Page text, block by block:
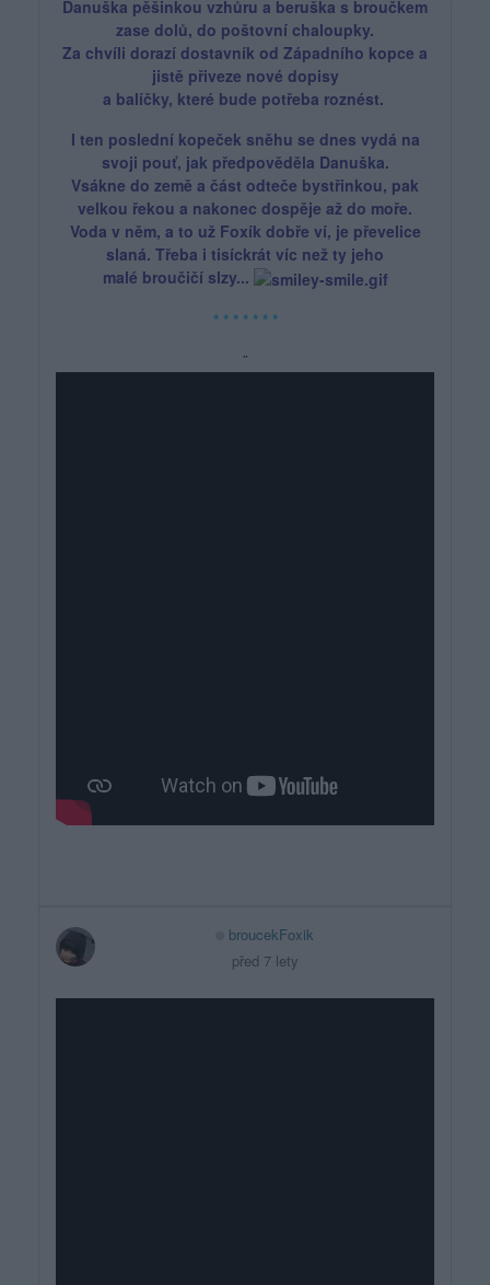
Danuška pěšinkou vzhůru a beruška s broučkem
zase dolů, do poštovní chaloupky.
Za chvíli dorazí dostavník od Západního kopce a
jistě přiveze nové dopisy
a balíčky, které bude potřeba roznést.
I ten poslední kopeček sněhu se dnes vydá na
svoji pouť, jak předpověděla Danuška.
Vsákne do země a část odteče bystřinkou, pak
velkou řekou a nakonec dospěje až do moře.
Voda v něm, a to už Foxík dobře ví, je převelice
slaná. Třeba i tisíckrát víc než ty jeho
malé broučičí slzy...
* * * * * * *
¨
broucekFoxik
před 7 lety